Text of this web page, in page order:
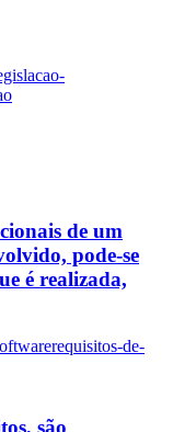
de um
pode-se
é realizada,
requisitos-de-
são